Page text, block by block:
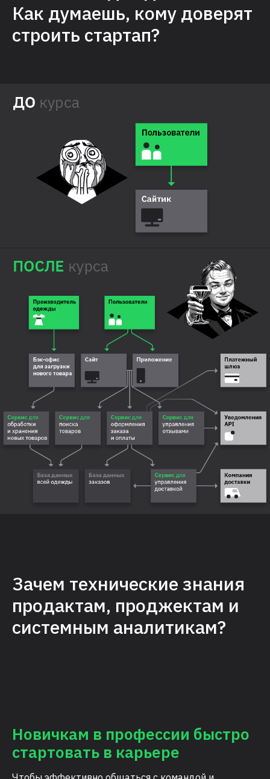
Как думаешь, кому доверят
строить стартап?
Зачем технические знания
продактам, проджектам и
системным аналитикам?
Новичкам в профессии быстро
стартовать в карьере